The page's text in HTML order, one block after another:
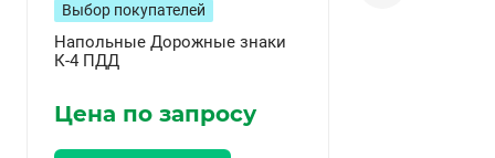
Выбор покупателей
Напольные Дорожные знаки
К-4 ПДД
Цена по запросу